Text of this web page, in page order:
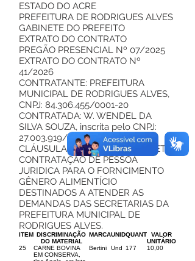
ESTADO DO ACRE
PREFEITURA DE RODRIGUES ALVES
GABINETE DO PREFEITO
EXTRATO DO CONTRATO
PREGÃO PRESENCIAL Nº 07/2025
EXTRATO DO CONTRATO Nº
41/2026
CONTRATANTE: PREFEITURA
MUNICIPAL DE RODRIGUES ALVES,
CNPJ: 84.306.455/0001-20
CONTRATADA: W. WENDEL DA
SILVA SOUZA, inscrita pelo CNPJ:
27.003.919/0001-95,
CLÁUSULA PRIMEIRA – DO OBJETO:
CONTRATAÇÃO DE PESSOA
JURIDICA PARA O FORNCIMENTO
GÊNERO ALIMENTÍCIO
DESTINADOS A ATENDER AS
DEMANDAS DAS SECRETARIAS DA
PREFEITURA MUNICIPAL DE
RODRIGUES ALVES.
ITEM DISCRIMINAÇÃO
DO MATERIAL
MARCAUNIDQUANT
VALOR
UNITÁRIO
25
CARNE BOVINA
EM CONSERVA,
Bertini Und 177 10,00